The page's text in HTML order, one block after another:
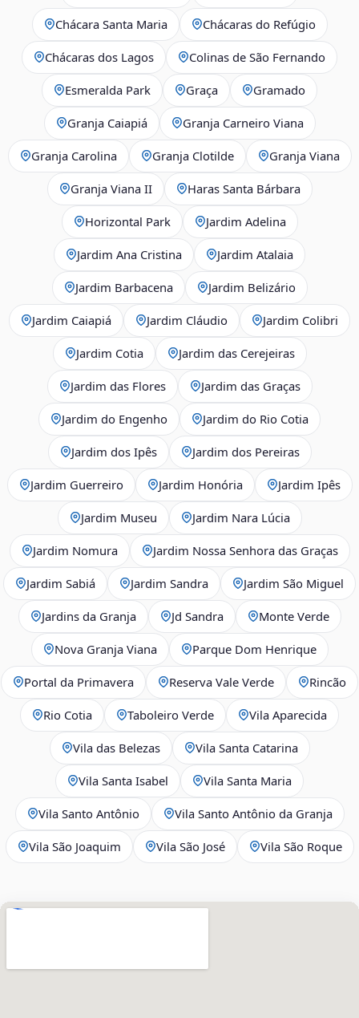
Chácara Santa Maria Chácaras do Refúgio
Chácaras dos Lagos Colinas de São Fernando
Esmeralda Park Graça Gramado
Granja Caiapiá Granja Carneiro Viana
Granja Carolina Granja Clotilde Granja Viana
Granja Viana II Haras Santa Bárbara
Horizontal Park Jardim Adelina
Jardim Ana Cristina Jardim Atalaia
Jardim Barbacena Jardim Belizário
Jardim Caiapiá Jardim Cláudio Jardim Colibri
Jardim Cotia Jardim das Cerejeiras
Jardim das Flores Jardim das Graças
Jardim do Engenho Jardim do Rio Cotia
Jardim dos Ipês Jardim dos Pereiras
Jardim Guerreiro Jardim Honória Jardim Ipês
Jardim Museu Jardim Nara Lúcia
Jardim Nomura Jardim Nossa Senhora das Graças
Jardim Sabiá Jardim Sandra Jardim São Miguel
Jardins da Granja Jd Sandra Monte Verde
Nova Granja Viana Parque Dom Henrique
Portal da Primavera Reserva Vale Verde Rincão
Rio Cotia Taboleiro Verde Vila Aparecida
Vila das Belezas Vila Santa Catarina
Vila Santa Isabel Vila Santa Maria
Vila Santo Antônio Vila Santo Antônio da Granja
Vila São Joaquim Vila São José Vila São Roque